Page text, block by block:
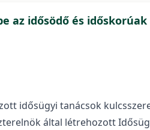
az idősödő és
idősügyi tanácsok
által létrehozott